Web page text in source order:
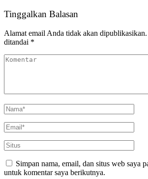
Tinggalkan Balasan
Alamat email Anda tidak akan dipublikasikan.
ditandai *
Simpan nama, email, dan situs web saya
untuk komentar saya berikutnya.